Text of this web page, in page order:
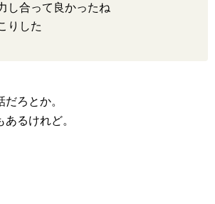
し合って良かったね
りした
ろとか。
るけれど。